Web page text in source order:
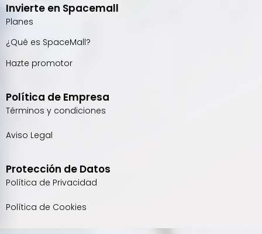
Invierte en Spacemall
Planes
¿Qué es SpaceMall?
Hazte promotor
Política de Empresa
Términos y condiciones
Aviso Legal
Protección de Datos
Política de Privacidad
Política de Cookies